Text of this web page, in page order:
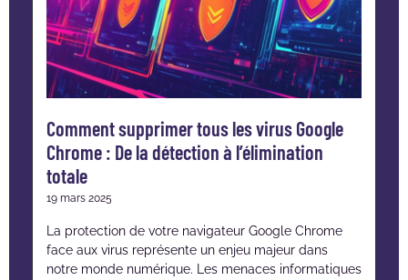
Comment supprimer tous les virus Google
Chrome : De la détection à l’élimination
totale
19 mars 2025
La protection de votre navigateur Google Chrome
face aux virus représente un enjeu majeur dans
notre monde numérique. Les menaces informatiques